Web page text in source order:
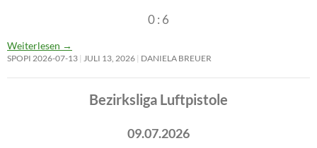
0 : 6
Weiterlesen →
SPOPI 2026-07-13 JULI 13, 2026 DANIELA BREUER
Bezirksliga Luftpistole
09.07.2026